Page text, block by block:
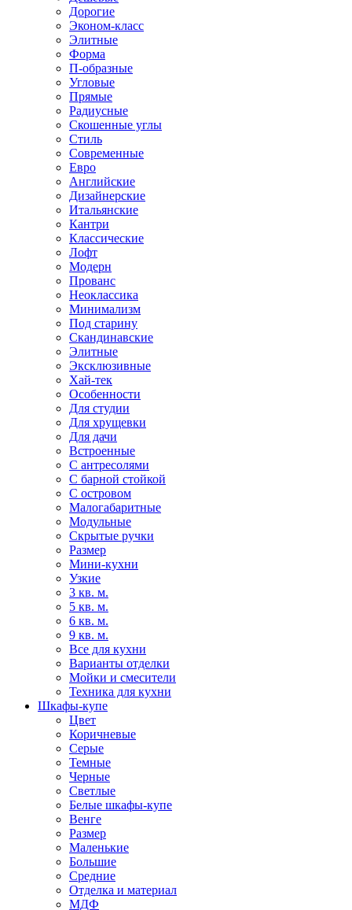
Дорогие
Эконом-класс
Элитные
Форма
П-образные
Угловые
Прямые
Радиусные
Скошенные углы
Стиль
Современные
Евро
Английские
Дизайнерские
Итальянские
Кантри
Классические
Лофт
Модерн
Прованс
Неоклассика
Минимализм
Под старину
Скандинавские
Элитные
Эксклюзивные
Хай-тек
Особенности
Для студии
Для хрущевки
Для дачи
Встроенные
С антресолями
С барной стойкой
С островом
Малогабаритные
Модульные
Скрытые ручки
Размер
Мини-кухни
Узкие
3 кв. м.
5 кв. м.
6 кв. м.
9 кв. м.
Все для кухни
Варианты отделки
Мойки и смесители
Техника для кухни
Шкафы-купе
Цвет
Коричневые
Серые
Темные
Черные
Светлые
Белые шкафы-купе
Венге
Размер
Маленькие
Большие
Средние
Отделка и материал
МДФ